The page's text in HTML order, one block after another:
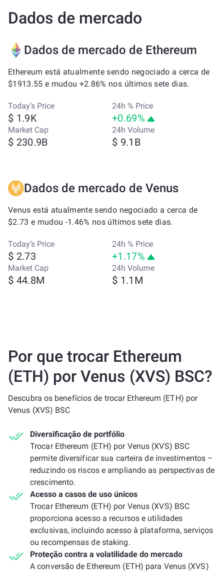
Dados de mercado
Dados de mercado de Ethereum
Ethereum está atualmente sendo negociado a cerca de
$1913.55 e mudou +2.86% nos últimos sete dias.
Today’s Price
$ 1.9K
24h % Price
+0.69%
Market Cap
$ 230.9B
24h Volume
$ 9.1B
Dados de mercado de Venus
Venus está atualmente sendo negociado a cerca de
$2.73 e mudou -1.46% nos últimos sete dias.
Today’s Price
$ 2.73
24h % Price
+1.17%
Market Cap
$ 44.8M
24h Volume
$ 1.1M
Por que trocar Ethereum
(ETH) por Venus (XVS) BSC?
Descubra os benefícios de trocar Ethereum (ETH) por
Venus (XVS) BSC
Diversificação de portfólio
Trocar Ethereum (ETH) por Venus (XVS) BSC
permite diversificar sua carteira de investimentos –
reduzindo os riscos e ampliando as perspectivas de
crescimento.
Acesso a casos de uso únicos
Trocar Ethereum (ETH) por Venus (XVS) BSC
proporciona acesso a recursos e utilidades
exclusivas, incluindo acesso à plataforma, serviços
ou recompensas de staking.
Proteção contra a volatilidade do mercado
A conversão de Ethereum (ETH) para Venus (XVS)